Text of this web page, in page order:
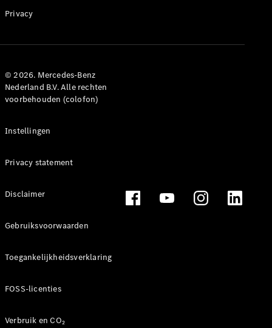
Privacy
© 2026. Mercedes-Benz
Nederland B.V. Alle rechten
voorbehouden (colofon)
Instellingen
Privacy statement
Disclaimer
Gebruiksvoorwaarden
Toegankelijkheidsverklaring
FOSS-licenties
Verbruik en CO₂